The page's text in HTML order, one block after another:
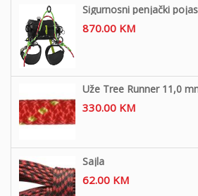
Sigurnosni penjački
870.00 KM
Uže Tree Runner 11,0
330.00 KM
Sajla
62.00 KM